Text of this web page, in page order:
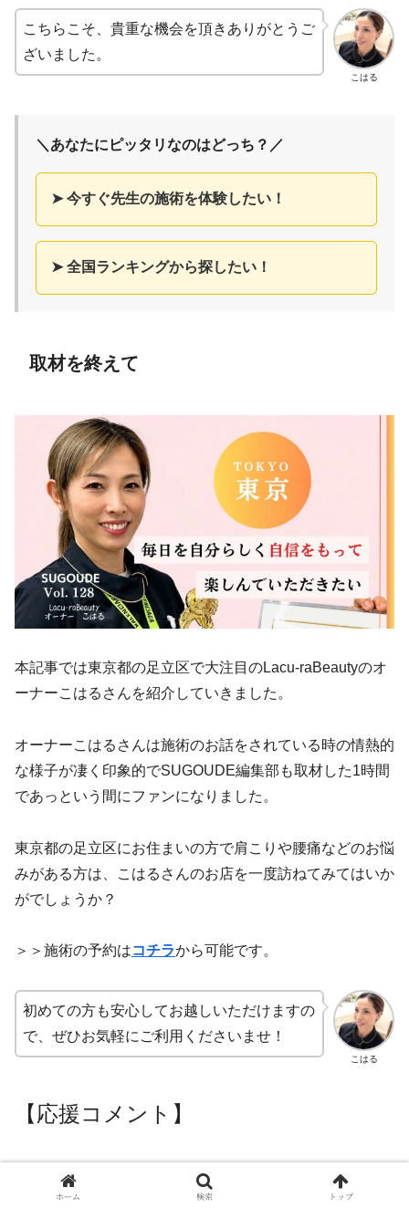
こはる
こちらこそ、貴重な機会を頂きありがとうご
ざいました。
＼あなたにピッタリなのはどっち？／
➤ 今すぐ先生の施術を体験したい！
➤ 全国ランキングから探したい！
取材を終えて
本記事では東京都の足立区で大注目のLacu-raBeautyのオ
ーナーこはるさんを紹介していきました。
オーナーこはるさんは施術のお話をされている時の情熱的
な様子が凄く印象的でSUGOUDE編集部も取材した1時間
であっという間にファンになりました。
東京都の足立区にお住まいの方で肩こりや腰痛などのお悩
みがある方は、こはるさんのお店を一度訪ねてみてはいか
がでしょうか？
＞＞施術の予約はコチラから可能です。
こはる
初めての方も安心してお越しいただけますの
で、ぜひお気軽にご利用くださいませ！
【応援コメント】
セラピストに応援コメントを送る
ホーム 検索 トップ